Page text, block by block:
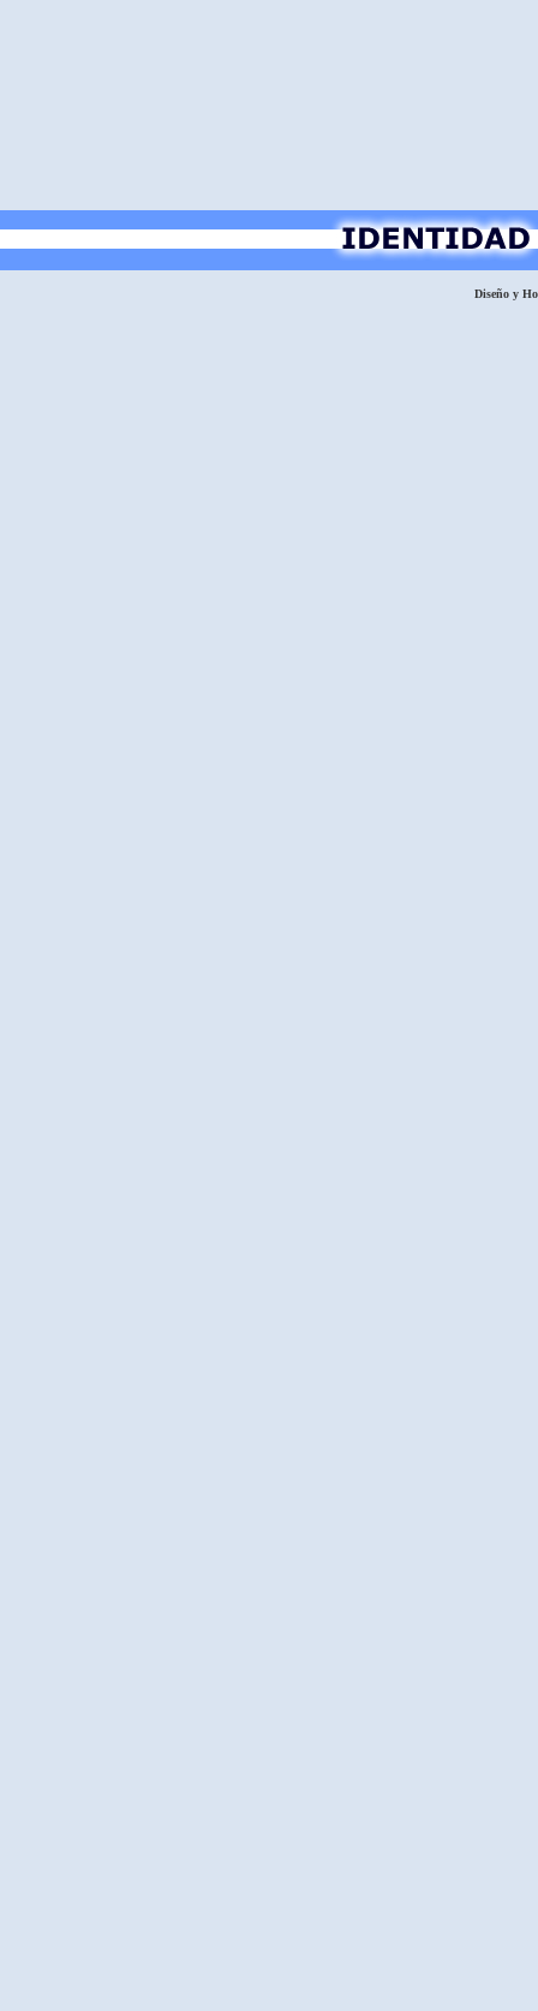
Diseño y